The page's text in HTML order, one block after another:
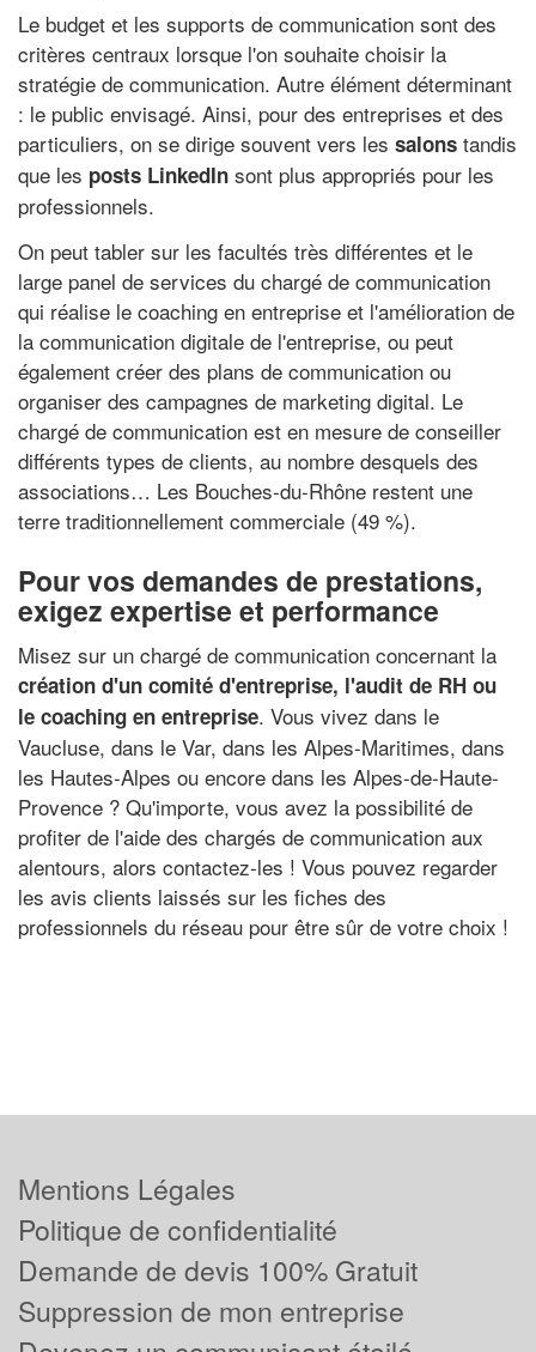
Le budget et les supports de communication sont des
critères centraux lorsque l'on souhaite choisir la
stratégie de communication. Autre élément déterminant
: le public envisagé. Ainsi, pour des entreprises et des
particuliers, on se dirige souvent vers les salons tandis
que les posts LinkedIn sont plus appropriés pour les
professionnels.
On peut tabler sur les facultés très différentes et le
large panel de services du chargé de communication
qui réalise le coaching en entreprise et l'amélioration de
la communication digitale de l'entreprise, ou peut
également créer des plans de communication ou
organiser des campagnes de marketing digital. Le
chargé de communication est en mesure de conseiller
différents types de clients, au nombre desquels des
associations… Les Bouches-du-Rhône restent une
terre traditionnellement commerciale (49 %).
Pour vos demandes de prestations,
exigez expertise et performance
Misez sur un chargé de communication concernant la
création d'un comité d'entreprise, l'audit de RH ou
le coaching en entreprise. Vous vivez dans le
Vaucluse, dans le Var, dans les Alpes-Maritimes, dans
les Hautes-Alpes ou encore dans les Alpes-de-Haute-
Provence ? Qu'importe, vous avez la possibilité de
profiter de l'aide des chargés de communication aux
alentours, alors contactez-les ! Vous pouvez regarder
les avis clients laissés sur les fiches des
professionnels du réseau pour être sûr de votre choix !
Mentions Légales
Politique de confidentialité
Demande de devis 100% Gratuit
Suppression de mon entreprise